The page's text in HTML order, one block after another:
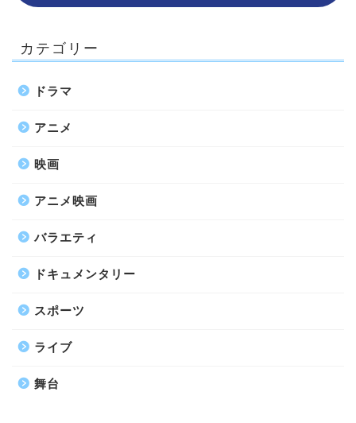
カテゴリー
ドラマ
アニメ
映画
アニメ映画
バラエティ
ドキュメンタリー
スポーツ
ライブ
舞台